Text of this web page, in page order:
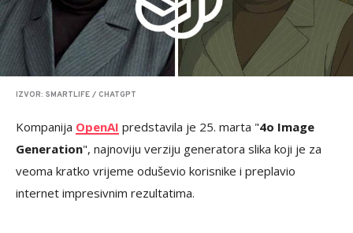
IZVOR: SMARTLIFE / CHATGPT
Kompanija OpenAI predstavila je 25. marta "4o Image
Generation", najnoviju verziju generatora slika koji je za
veoma kratko vrijeme oduševio korisnike i preplavio
internet impresivnim rezultatima.